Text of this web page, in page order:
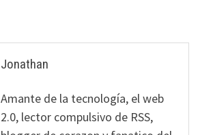
Jonathan
Amante de la tecnología, el web
2.0, lector compulsivo de RSS,